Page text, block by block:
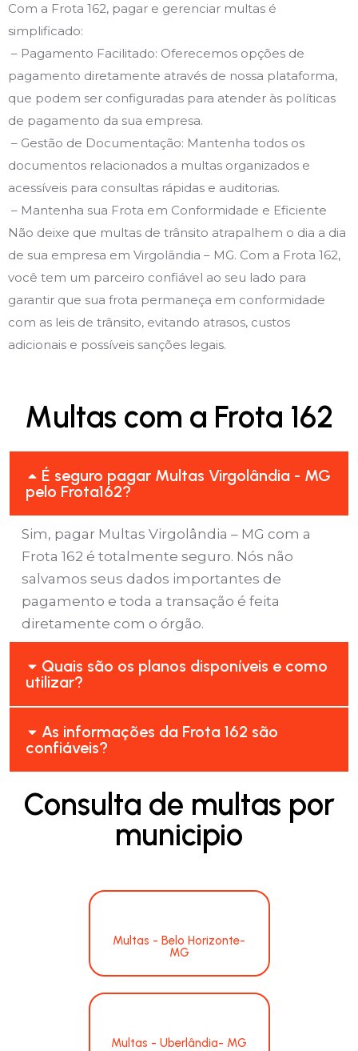
Com a Frota 162, pagar e gerenciar multas é
simplificado:
– Pagamento Facilitado: Oferecemos opções de
pagamento diretamente através de nossa plataforma,
que podem ser configuradas para atender às políticas
de pagamento da sua empresa.
– Gestão de Documentação: Mantenha todos os
documentos relacionados a multas organizados e
acessíveis para consultas rápidas e auditorias.
– Mantenha sua Frota em Conformidade e Eficiente
Não deixe que multas de trânsito atrapalhem o dia a dia
de sua empresa em Virgolândia – MG. Com a Frota 162,
você tem um parceiro confiável ao seu lado para
garantir que sua frota permaneça em conformidade
com as leis de trânsito, evitando atrasos, custos
adicionais e possíveis sanções legais.
Multas com a Frota 162
É seguro pagar Multas Virgolândia - MG
pelo Frota162?
Sim, pagar Multas Virgolândia – MG com a
Frota 162 é totalmente seguro. Nós não
salvamos seus dados importantes de
pagamento e toda a transação é feita
diretamente com o órgão.
Quais são os planos disponíveis e como
utilizar?
As informações da Frota 162 são
confiáveis?
Consulta de multas por
municipio
Multas - Belo Horizonte-
MG
Multas - Uberlândia- MG